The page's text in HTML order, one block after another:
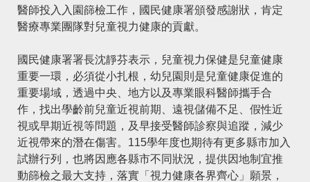
醫師投入入園篩檢工作，國民健康署頒發感謝狀，肯定
醫療專業團隊對兒童視力健康的貢獻。
國民健康署署長沈靜芬表示，兒童視力保健是兒童健康
重要一環，必須從小扎根，幼兒園則是兒童健康促進的
重要場域，透過中央、地方以及專業眼科醫師攜手合
作，找出學齡前兒童近視前期、遠視儲備不足、假性近
視或早期近視等問題，及早接受醫師診察與追蹤，減少
近視帶來的潛在傷害。115學年度也期待有更多縣市加入
試辦行列，也將因應各縣市不同狀況，提供因地制宜推
動篩檢之最大支持，落實「視力健康各界齊心」願景，